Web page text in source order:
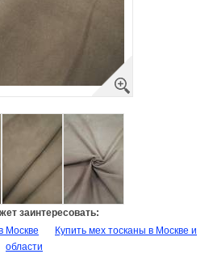
заинтересовать:
Москве
Купить мех тосканы в Москве и
области